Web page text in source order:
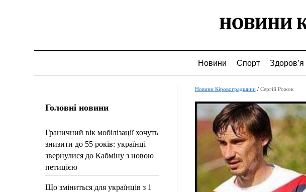
Новини Спорт Здоров’я
Головні новини
Граничний вік мобілізації хочуть
знизити до 55 років: українці
звернулися до Кабміну з новою
петицією
Що зміниться для українців з 1
Новини Кіровоградщини/ Сергій Рожок